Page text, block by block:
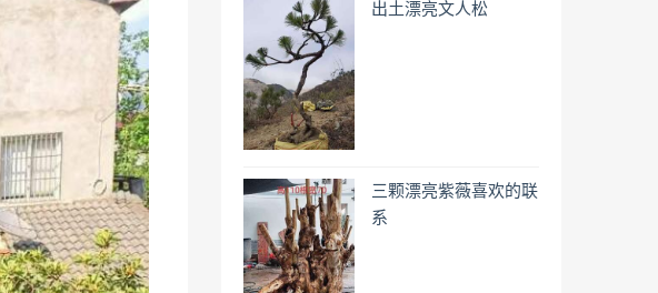
出土漂亮文人松
三颗漂亮紫薇喜欢的联
系